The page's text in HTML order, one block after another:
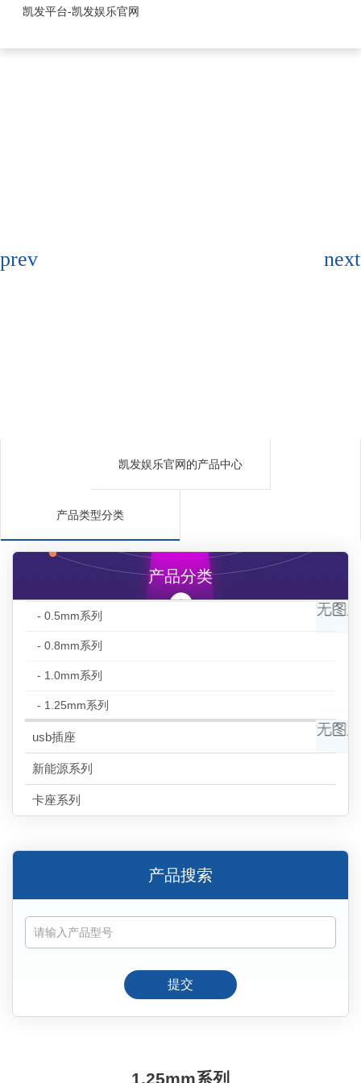
1.25mm系列-凯发平台
凯发平台-凯发娱乐官网
凯发娱乐官网的产品中心
产品类型分类
产品分类
- 0.5mm系列
- 0.8mm系列
- 1.0mm系列
- 1.25mm系列
usb插座
新能源系列
卡座系列
产品搜索
提交
1.25mm系列